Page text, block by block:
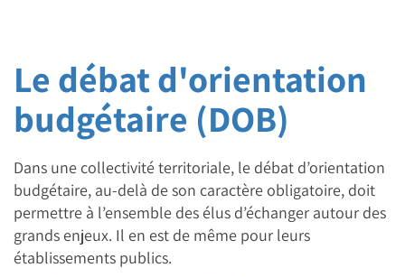
Le débat d'orientation
budgétaire (DOB)
Dans une collectivité territoriale, le débat d’orientation
budgétaire, au-delà de son caractère obligatoire, doit
permettre à l’ensemble des élus d’échanger autour des
grands enjeux. Il en est de même pour leurs
établissements publics.